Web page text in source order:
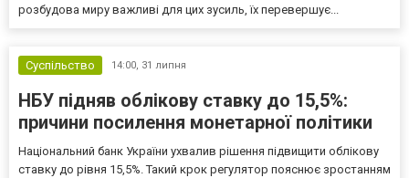
розбудова миру важливі для цих зусиль, їх перевершує...
Суспільство 14:00, 31 липня
НБУ підняв облікову ставку до 15,5%:
причини посилення монетарної політики
Національний банк України ухвалив рішення підвищити облікову
ставку до рівня 15,5%. Такий крок регулятор пояснює зростанням